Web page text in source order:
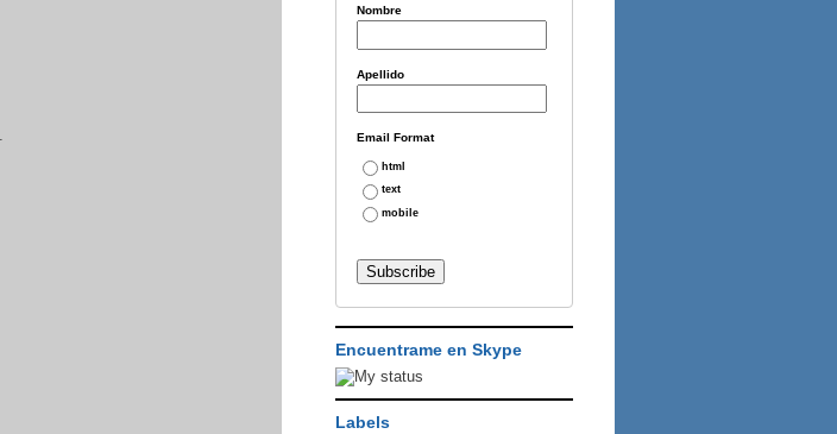
Nombre
Apellido
Email Format
html
text
mobile
Encuentrame en Skype
Labels